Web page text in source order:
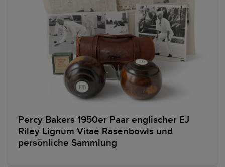
Percy Bakers 1950er Paar englischer EJ
Riley Lignum Vitae Rasenbowls und
persönliche Sammlung